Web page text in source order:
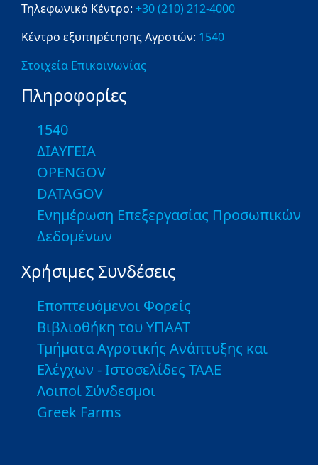
Τηλεφωνικό Κέντρο: +30 (210) 212-4000
Κέντρο εξυπηρέτησης Αγροτών: 1540
Στοιχεία Επικοινωνίας
Πληροφορίες
1540
ΔΙΑΥΓΕΙΑ
OPENGOV
DATAGOV
Ενημέρωση Επεξεργασίας Προσωπικών
Δεδομένων
Χρήσιμες Συνδέσεις
Εποπτευόμενοι Φορείς
Βιβλιοθήκη του ΥΠΑΑΤ
Τμήματα Αγροτικής Ανάπτυξης και
Ελέγχων - Ιστοσελίδες ΤΑΑΕ
Λοιποί Σύνδεσμοι
Greek Farms